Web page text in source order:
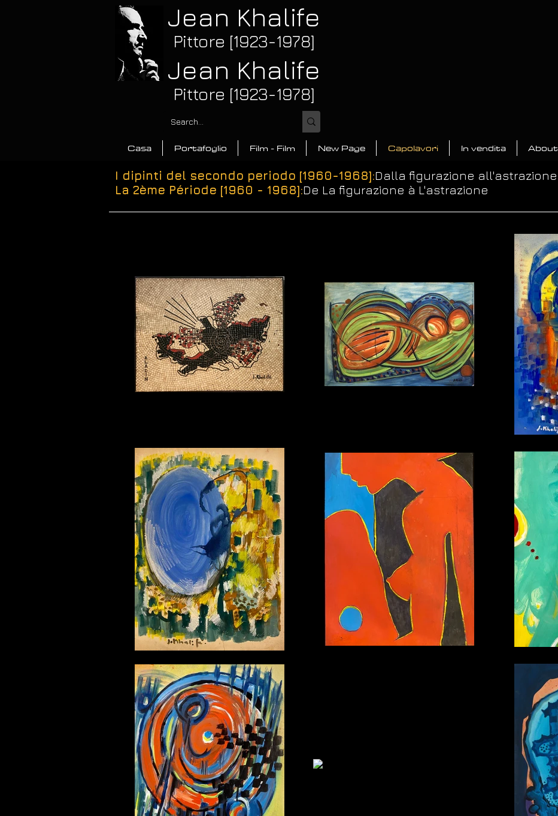
Jean Khalife
Pittore [1923-1978]
Jean Khalife
Pittore [1923-1978]
Casa Portafoglio Film - Film New Page Capolavori In vendita About
I dipinti del secondo periodo [1960-1968]:Dalla figurazione all'astrazione
La 2ème Période [1960 - 1968]:De La figurazione à L'astrazione